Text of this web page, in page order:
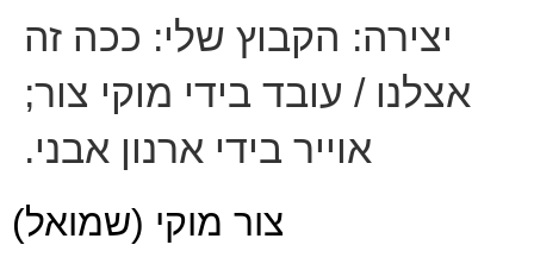
יצירה: הקבוץ שלי: ככה זה
אצלנו / עובד בידי מוקי צור;
אוייר בידי ארנון אבני.
צור מוקי (שמואל)